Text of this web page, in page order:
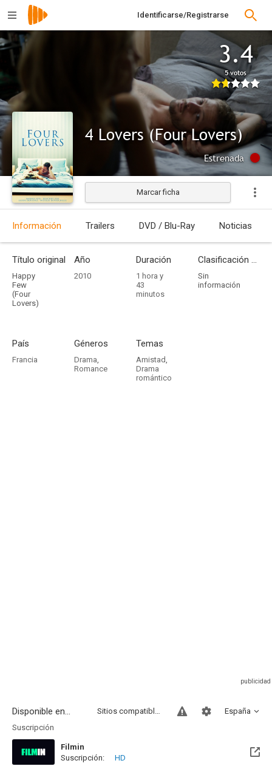
Identificarse/Registrarse
3.4
5 votos
4 Lovers (Four Lovers)
Estrenada
Marcar ficha
Información Trailers DVD / Blu-Ray Noticias
Título original
Happy
Few
(Four
Lovers)
Año
2010
Duración
1 hora y
43
minutos
Clasificación por edades
Sin
información
País
Francia
Géneros
Drama,
Romance
Temas
Amistad,
Drama
romántico
Disponible en... España
Sitios compatibles
Suscripción
Filmin
Disponible hasta el Lun, 26 Oct 2026 (Quedan 2 meses)
Suscripción: HD